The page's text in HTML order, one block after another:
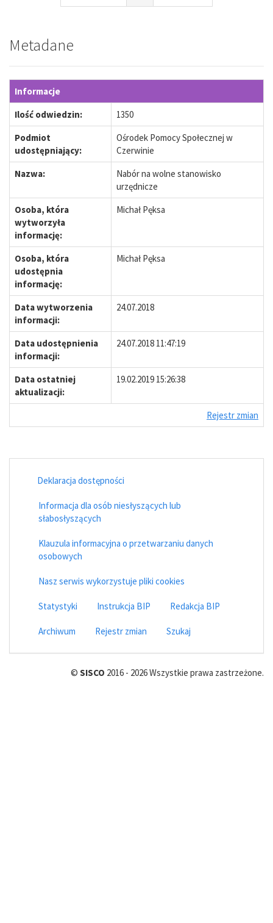
Metadane
Informacje
Ilość odwiedzin:
1350
Podmiot
udostępniający:
Ośrodek Pomocy Społecznej w
Czerwinie
Nazwa:
Nabór na wolne stanowisko
urzędnicze
Osoba, która
wytworzyła
informację:
Michał Pęksa
Osoba, która
udostępnia
informację:
Michał Pęksa
Data wytworzenia
informacji:
24.07.2018
Data udostępnienia
informacji:
24.07.2018 11:47:19
Data ostatniej
aktualizacji:
19.02.2019 15:26:38
Rejestr zmian
Deklaracja dostępności
Informacja dla osób niesłyszących lub
słabosłyszących
Klauzula informacyjna o przetwarzaniu danych
osobowych
Nasz serwis wykorzystuje pliki cookies
Statystyki Instrukcja BIP Redakcja BIP
Archiwum Rejestr zmian Szukaj
© SISCO 2016 - 2026 Wszystkie prawa zastrzeżone.